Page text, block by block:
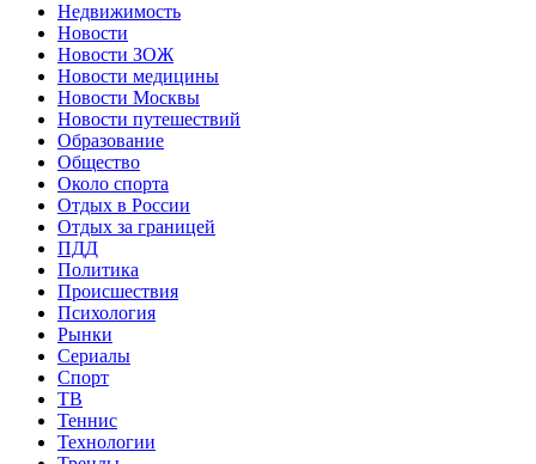
Недвижимость
Новости
Новости ЗОЖ
Новости медицины
Новости Москвы
Новости путешествий
Образование
Общество
Около спорта
Отдых в России
Отдых за границей
ПДД
Политика
Происшествия
Психология
Рынки
Сериалы
Спорт
ТВ
Теннис
Технологии